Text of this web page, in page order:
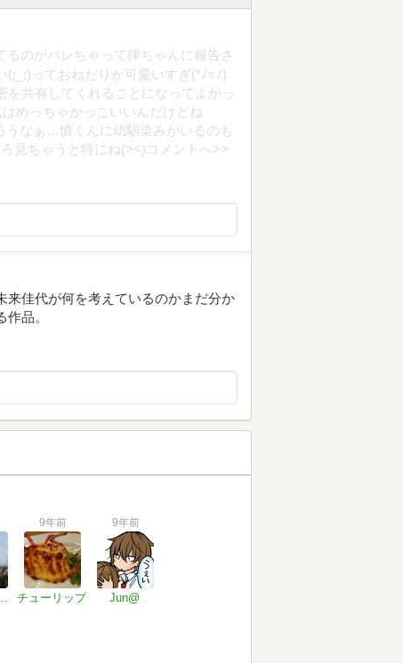
のがバレちゃって律ちゃんに報告さ
っておねだりが可愛いすぎ(*ﾉ▿ﾉ)
共有してくれることになってよかっ
めっちゃかっこいいんだけどね
うなぁ…慎くんに幼馴染みがいるのも
見ちゃうと特にね(><)コメントへ>>
佳代が何を考えているのかまだ分か
品。
彡: D8┓
9年前
チューリップ
9年前
Jun@